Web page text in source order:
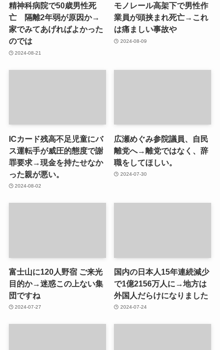
精神科病院で50歳男性死
亡 隔離2年弱が原因か→
家でみてあげればよかった
のでは
2024-08-21
モノレール高架下で男性作
業員が頭挟まれ死亡→これ
は痛ましい事故や
2024-08-09
ICカード残高不足児童にバ
ス運転手が威圧的態度で謝
罪要求→現金を持たせなか
った親が悪い。
2024-08-02
広瀬めぐみ参院議員、自民
離党へ→離党ではなく、辞
職をしてほしい。
2024-07-30
富士山に120人野宿 ご来光
目的か→迷惑この上ない集
団ですね
2024-07-27
国内の日本人15年連続減少
で1億2156万人に→地方は
外国人だらけになりました
2024-07-24